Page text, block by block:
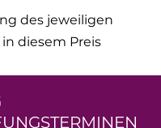
des jeweiligen
diesem Preis